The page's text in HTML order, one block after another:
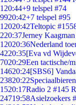
1 20:44+9 telspel #74
9920:42+7 telspel #95
12020:42Teltopic
220:37Jerney
12020:36Nederland
4220:35[Eva vd
7020:29Een tactische/
14620:24[SBS6]
23820:22
1520:17Radio 2 #145
24719:58Asielzoekers